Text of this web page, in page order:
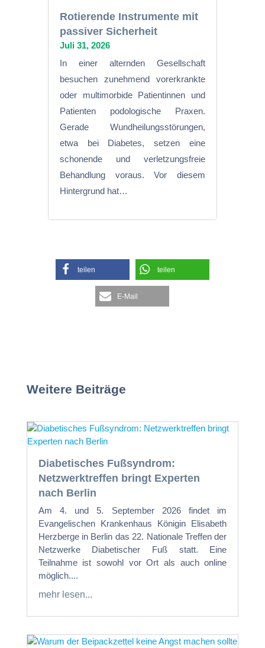
Rotierende Instrumente mit
passiver Sicherheit
Juli 31, 2026
In einer alternden Gesellschaft
besuchen zunehmend vorerkrankte
oder multimorbide Patientinnen und
Patienten podologische Praxen.
Gerade Wundheilungsstörungen,
etwa bei Diabetes, setzen eine
schonende und verletzungsfreie
Behandlung voraus. Vor diesem
Hintergrund hat…
teilen teilen
E-Mail
Weitere Beiträge
Diabetisches Fußsyndrom:
Netzwerktreffen bringt Experten
nach Berlin
Am 4. und 5. September 2026 findet im
Evangelischen Krankenhaus Königin Elisabeth
Herzberge in Berlin das 22. Nationale Treffen der
Netzwerke Diabetischer Fuß statt. Eine
Teilnahme ist sowohl vor Ort als auch online
möglich....
mehr lesen...